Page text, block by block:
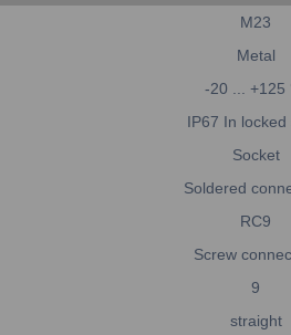
M23
Metal
-20 ... +125
IP67 In locked
Socket
Soldered
RC9
Screw
9
straight